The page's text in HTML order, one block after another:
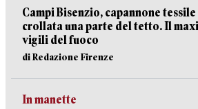
Campi Bisenzio, capannone
crollata una parte del tetto. Il
vigili del fuoco
di Redazione Firenze
In manette